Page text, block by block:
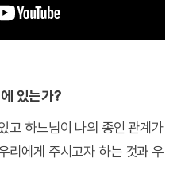
있는가?
고 하느님이 나의 종인 관계가
리에게 주시고자 하는 것과 우